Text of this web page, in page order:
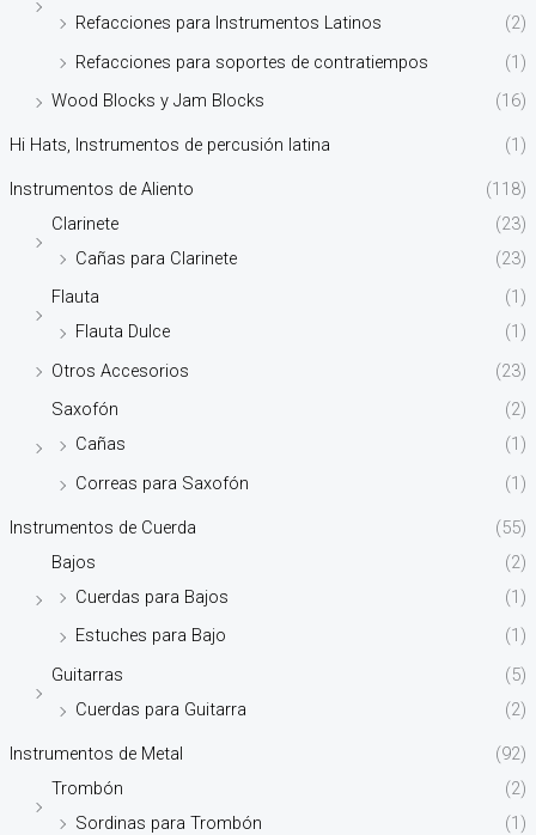
Refacciones para Instrumentos Latinos
(2)
Refacciones para soportes de contratiempos
(1)
Wood Blocks y Jam Blocks
(16)
Hi Hats, Instrumentos de percusión latina (1)
Instrumentos de Aliento
(118)
Clarinete
(23)
Cañas para Clarinete
(23)
Flauta
(1)
Flauta Dulce
(1)
Otros Accesorios
(23)
Saxofón
(2)
Cañas
(1)
Correas para Saxofón
(1)
Instrumentos de Cuerda
(55)
Bajos
(2)
Cuerdas para Bajos
(1)
Estuches para Bajo
(1)
Guitarras
(5)
Cuerdas para Guitarra
(2)
Instrumentos de Metal
(92)
Trombón
(2)
Sordinas para Trombón
(1)